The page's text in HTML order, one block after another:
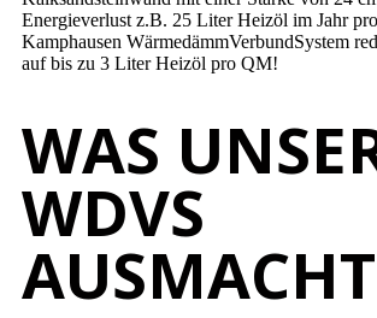
Energieverlust z.B. 25 Liter Heizöl im Jahr
Kamphausen WärmedämmVerbundSystem
auf bis zu 3 Liter Heizöl pro QM!
WAS
WDVS
AUSMACHT